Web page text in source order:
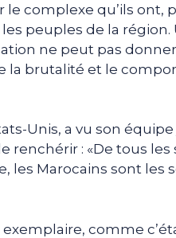
complexe qu’ils ont,
peuples de la
ne peut pas
la brutalité et le
Unis, a vu son
renchérir : «De tous
les Marocains sont les
comme